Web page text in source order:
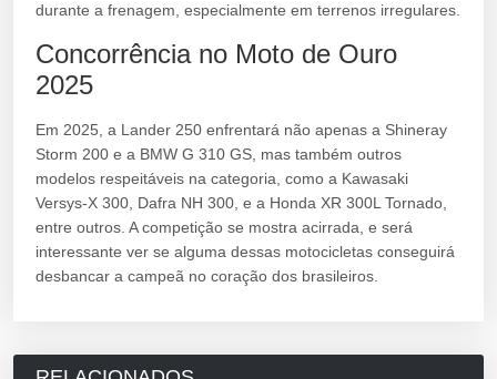
durante a frenagem, especialmente em terrenos irregulares.
Concorrência no Moto de Ouro
2025
Em 2025, a Lander 250 enfrentará não apenas a Shineray
Storm 200 e a BMW G 310 GS, mas também outros
modelos respeitáveis na categoria, como a Kawasaki
Versys-X 300, Dafra NH 300, e a Honda XR 300L Tornado,
entre outros. A competição se mostra acirrada, e será
interessante ver se alguma dessas motocicletas conseguirá
desbancar a campeã no coração dos brasileiros.